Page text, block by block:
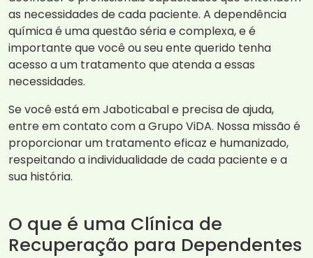
as necessidades de cada paciente. A dependência
química é uma questão séria e complexa, e é
importante que você ou seu ente querido tenha
acesso a um tratamento que atenda a essas
necessidades.
Se você está em Jaboticabal e precisa de ajuda,
entre em contato com a Grupo ViDA. Nossa missão é
proporcionar um tratamento eficaz e humanizado,
respeitando a individualidade de cada paciente e a
sua história.
O que é uma Clínica de
Recuperação para Dependentes